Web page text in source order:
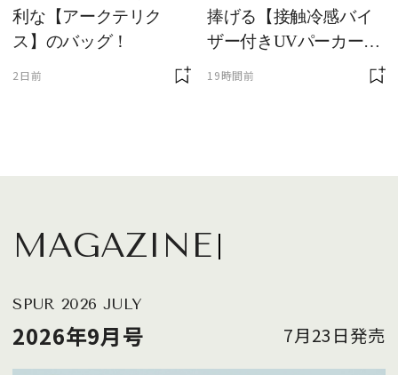
利な【アークテリク
ス】のバッグ！
2日前
捧げる【接触冷感バイ
ザー付きUVパーカー】
19時間前
MAGAZINE
SPUR 2026 JULY
2026年9月号 7月23日発売